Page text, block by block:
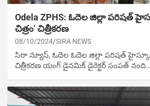
Odela ZPHS: ఓదెల జిల్లా పరిషత్
చిత్రం’ చిత్రీకరణ
08/10/2024 SIRA NEWS
సిరా న్యూస్, ఓదెల ఓదెల జిల్లా పరిషత్
చిత్రీకరణ యంగ్ డైనమిక్ డైరెక్టర్ సంపత్ నంది…